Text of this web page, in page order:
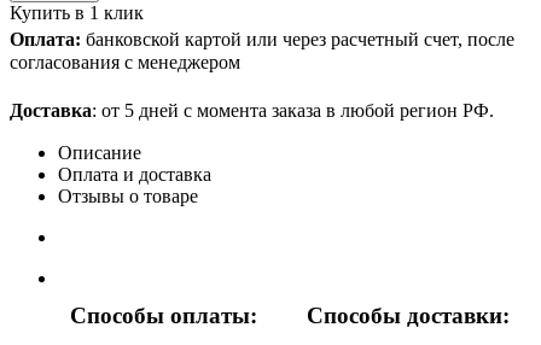
Купить в 1 клик
Оплата: банковской картой или через расчетный счет, после
согласования с менеджером
Доставка: от 5 дней с момента заказа в любой регион РФ.
Описание
Оплата и доставка
Отзывы о товаре
Способы оплаты: Способы доставки: